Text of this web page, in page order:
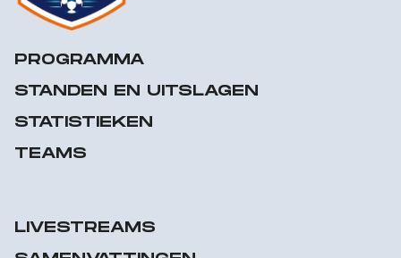
PROGRAMMA
STANDEN EN UITSLAGEN
STATISTIEKEN
TEAMS
LIVESTREAMS